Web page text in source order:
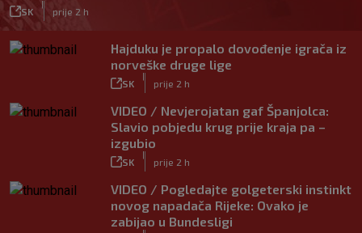
SK prije 2 h
Hajduku je propalo dovođenje igrača iz
norveške druge lige
SK prije 2 h
VIDEO / Nevjerojatan gaf Španjolca:
Slavio pobjedu krug prije kraja pa –
izgubio
SK prije 2 h
VIDEO / Pogledajte golgeterski instinkt
novog napadača Rijeke: Ovako je
zabijao u Bundesligi